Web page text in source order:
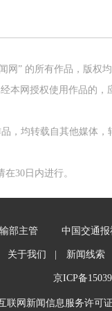
网” 的所有作品，版权
本网授权使用作品的，
，均转载自其他媒体
30日内进行。
部主管 中国交通
关于我们 | 新闻线索 |
京ICP备
联网新闻信息服务许可证